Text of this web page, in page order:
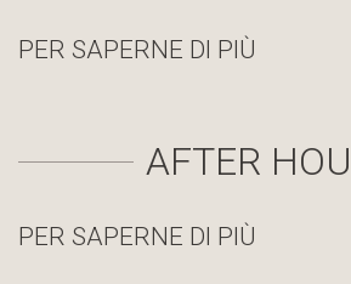
PER SAPERNE DI PIÙ
AFTER
PER SAPERNE DI PIÙ